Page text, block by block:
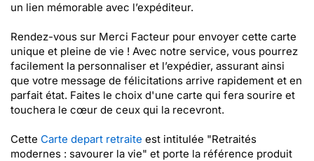
un lien mémorable avec l’expéditeur.
Rendez-vous sur Merci Facteur pour envoyer cette carte
unique et pleine de vie ! Avec notre service, vous pourrez
facilement la personnaliser et l’expédier, assurant ainsi
que votre message de félicitations arrive rapidement et en
parfait état. Faites le choix d'une carte qui fera sourire et
touchera le cœur de ceux qui la recevront.
Cette Carte depart retraite est intitulée "Retraités
modernes : savourer la vie" et porte la référence produit